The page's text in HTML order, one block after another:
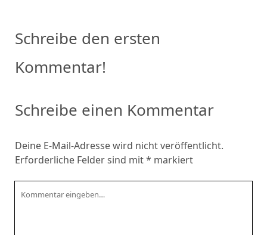
Schreibe den ersten
Kommentar!
Schreibe einen Kommentar
Deine E-Mail-Adresse wird nicht veröffentlicht.
Erforderliche Felder sind mit* markiert